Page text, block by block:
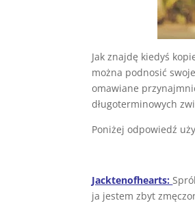
Jak znajdę kiedyś
można podnosić
omawiane
długoterminowych
Poniżej odpowiedź
Jacktenofhearts:
ja jestem zbyt